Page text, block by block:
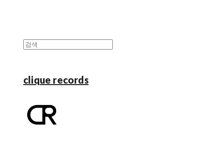
clique records